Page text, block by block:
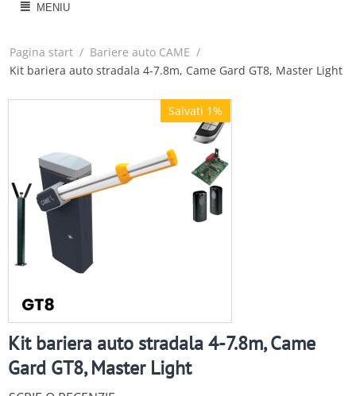
MENIU
Pagina start / Bariere auto CAME /
Kit bariera auto stradala 4-7.8m, Came Gard GT8, Master Light
Salvati 1%
Kit bariera auto stradala 4-7.8m, Came
Gard GT8, Master Light